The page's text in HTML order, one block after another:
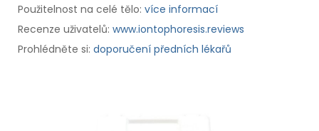
Použitelnost na celé tělo: více informací
Recenze uživatelů: www.iontophoresis.reviews
Prohlédněte si: doporučení předních lékařů